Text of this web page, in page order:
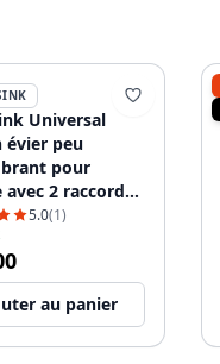
Universal
évier peu
pour
avec 2 raccords
vaisselle
32
5.0(1)
au panier